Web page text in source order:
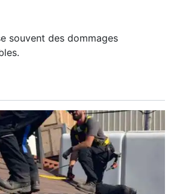
souvent des dommages